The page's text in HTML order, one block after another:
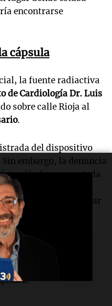
encontrarse
cápsula
la fuente radiactiva
de Cardiología Dr. Luis
sobre calle Rioja al
.
del dispositivo
embargo, la denuncia
recién fue presentada
intentó volver a
no estaba en el lugar
Rosario
"No tiene
personas que no